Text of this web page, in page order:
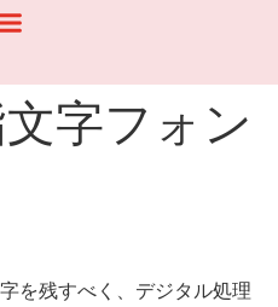
字フォン
を残すべく、デジタル処理